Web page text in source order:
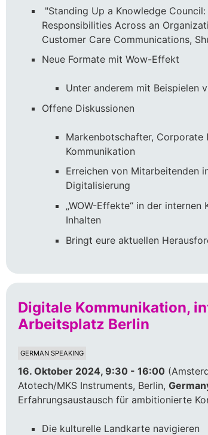
"Standing Up a Knowledge
Responsibilities Across an
Customer Care Communications,
Neue Formate mit Wow-Effekt
Unter anderem mit Beispielen
Offene Diskussionen
Markenbotschafter, Corporate
Kommunikation
Erreichen von Mitarbeitenden
Digitalisierung
„WOW-Effekte“ in der
Inhalten
Bringt eure aktuellen
Digitale Kommunikation,
Arbeitsplatz Berlin
GERMAN SPEAKING
16. Oktober 2024, 9:30 - 16:00
Atotech/MKS Instruments, Berlin,
Erfahrungsaustausch für ambitionierte
Die kulturelle Landkarte navigieren